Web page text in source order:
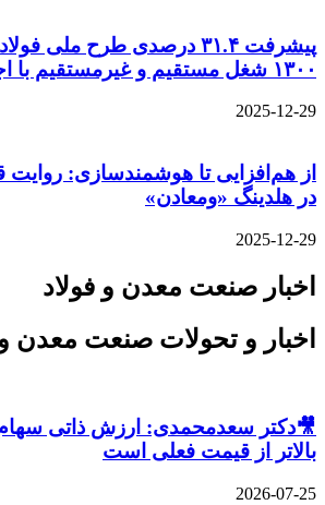
پیشرفت ۳۱.۴ درصدی طرح ملی
۱۳۰۰ شغل مستقیم و غیرمستقیم با اجرای طرح
2025-12-29
از هم‌افزایی تا هوشمندسازی: روایت
در هلدینگ «ومعادن»
2025-12-29
اخبار صنعت معدن و فولاد
اخبار و تحولات صنعت معدن
🎥دکتر سعدمحمدی: ارزش ذاتی سهام
بالاتر از قیمت فعلی است
2026-07-25